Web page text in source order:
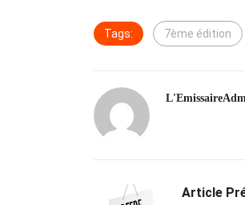
Tags: 7ème édition
Article